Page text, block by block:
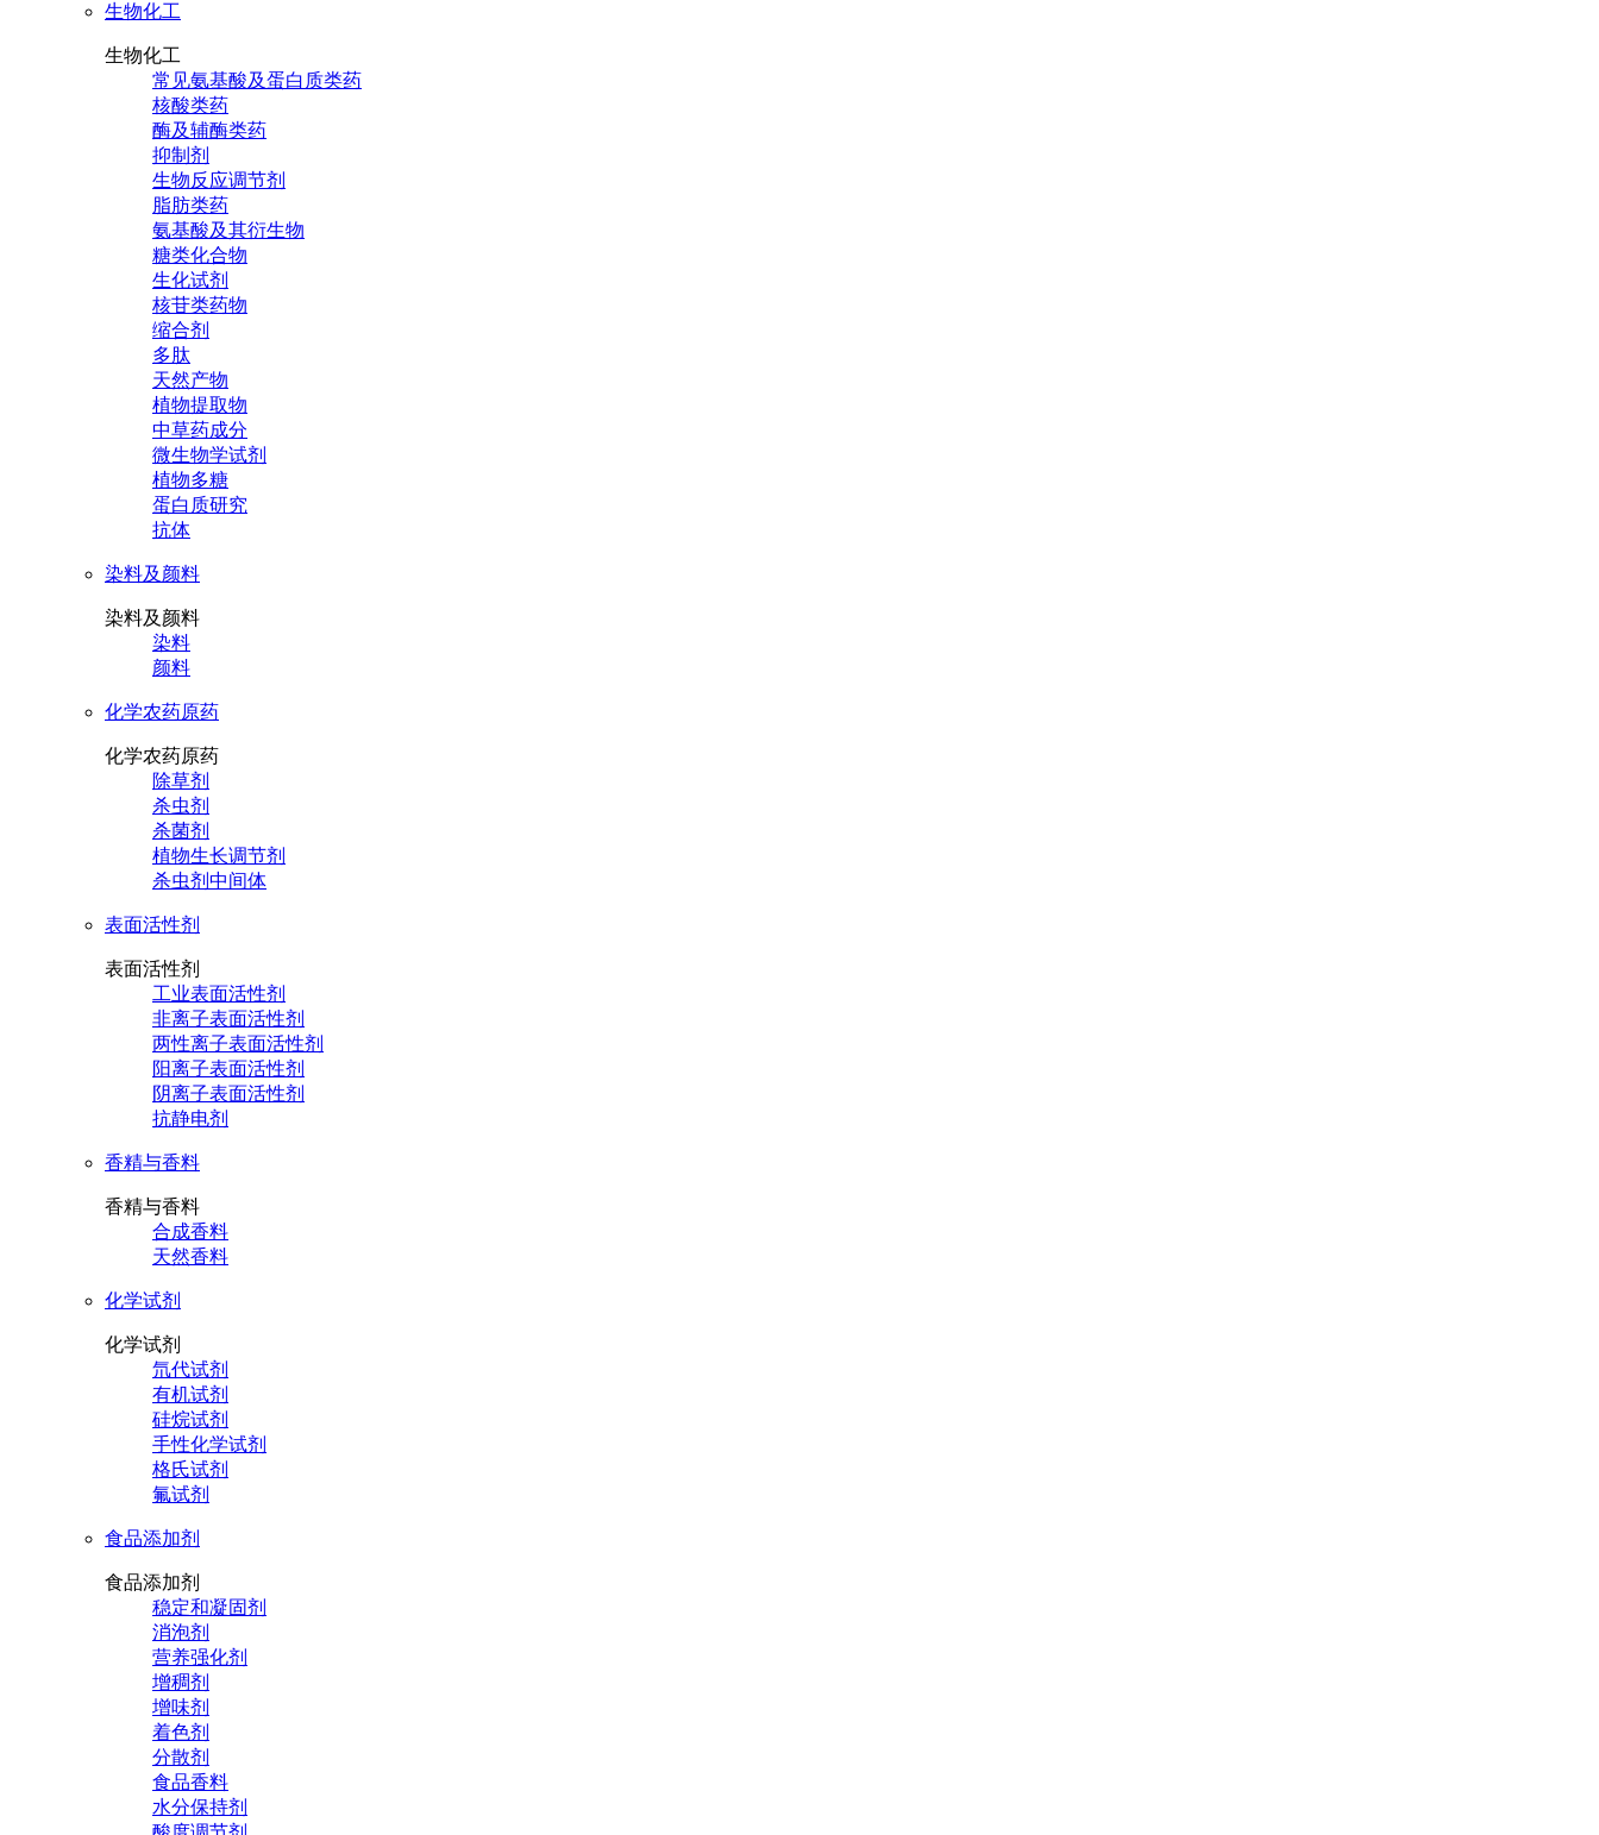
生物化工
生物化工
常见氨基酸及蛋白质类药
核酸类药
酶及辅酶类药
抑制剂
生物反应调节剂
脂肪类药
氨基酸及其衍生物
糖类化合物
生化试剂
核苷类药物
缩合剂
多肽
天然产物
植物提取物
中草药成分
微生物学试剂
植物多糖
蛋白质研究
抗体
染料及颜料
染料及颜料
染料
颜料
化学农药原药
化学农药原药
除草剂
杀虫剂
杀菌剂
植物生长调节剂
杀虫剂中间体
表面活性剂
表面活性剂
工业表面活性剂
非离子表面活性剂
两性离子表面活性剂
阳离子表面活性剂
阴离子表面活性剂
抗静电剂
香精与香料
香精与香料
合成香料
天然香料
化学试剂
化学试剂
氘代试剂
有机试剂
硅烷试剂
手性化学试剂
格氏试剂
氟试剂
食品添加剂
食品添加剂
稳定和凝固剂
消泡剂
营养强化剂
增稠剂
增味剂
着色剂
分散剂
食品香料
水分保持剂